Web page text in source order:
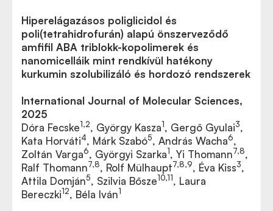
Hiperelágazásos poliglicidol és
poli(tetrahidrofurán) alapú önszerveződő
amfifil ABA triblokk-kopolimerek és
nanomicelláik mint rendkívül hatékony
kurkumin szolubilizáló és hordozó rendszerek
International Journal of Molecular Sciences,
2025
Dóra Fecske1,2, György Kasza1, Gergő Gyulai3,
Kata Horváti4, Márk Szabó5, András Wacha6,
Zoltán Varga6, Györgyi Szarka1, Yi Thomann7,8,
Ralf Thomann7,8, Rolf Mülhaupt7,8,9, Éva Kiss3,
Attila Domján5, Szilvia Bősze10,11, Laura
Bereczki12, Béla Iván1